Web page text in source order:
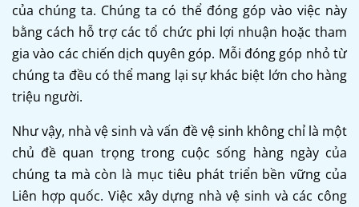
của chúng ta. Chúng ta có thể đóng góp vào việc này
bằng cách hỗ trợ các tổ chức phi lợi nhuận hoặc tham
gia vào các chiến dịch quyên góp. Mỗi đóng góp nhỏ từ
chúng ta đều có thể mang lại sự khác biệt lớn cho hàng
triệu người.
Như vậy, nhà vệ sinh và vấn đề vệ sinh không chỉ là một
chủ đề quan trọng trong cuộc sống hàng ngày của
chúng ta mà còn là mục tiêu phát triển bền vững của
Liên hợp quốc. Việc xây dựng nhà vệ sinh và các công